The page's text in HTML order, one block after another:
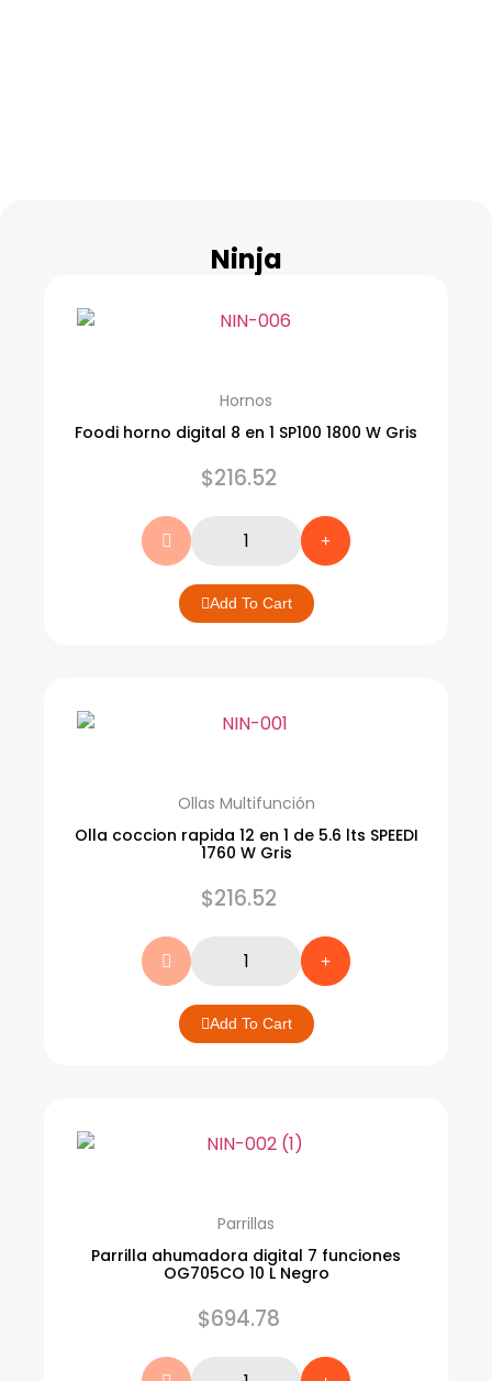
Ninja
Hornos
Foodi horno digital 8 en 1 SP100 1800 W Gris
$216.52
Add To Cart
Ollas Multifunción
Olla coccion rapida 12 en 1 de 5.6 lts SPEEDI
1760 W Gris
$216.52
Add To Cart
Parrillas
Parrilla ahumadora digital 7 funciones
OG705CO 10 L Negro
$694.78